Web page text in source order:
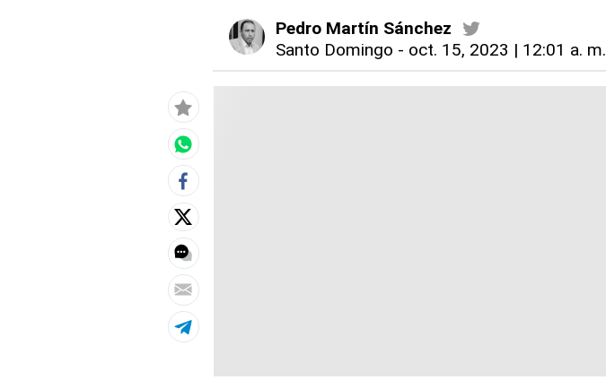
Pedro Martín Sánchez
Santo Domingo - oct. 15, 2023 | 12:01 a. m.